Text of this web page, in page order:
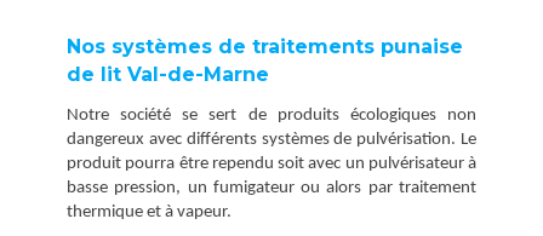
Nos systèmes de traitements punaise
de lit Val-de-Marne
Notre société se sert de produits écologiques non
dangereux avec différents systèmes de pulvérisation. Le
produit pourra être rependu soit avec un pulvérisateur à
basse pression, un fumigateur ou alors par traitement
thermique et à vapeur.